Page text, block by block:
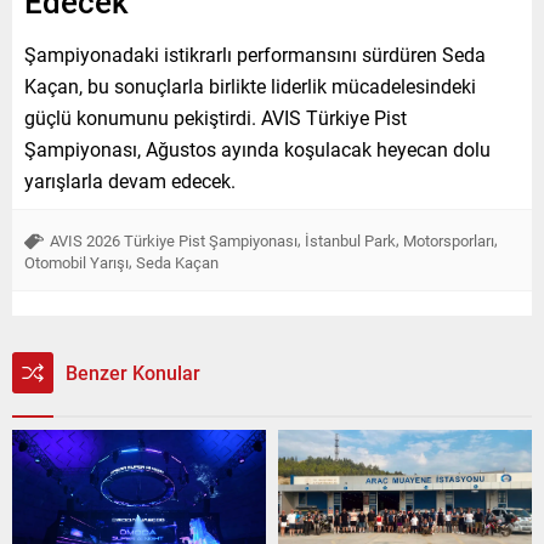
Şampiyonadaki istikrarlı performansını sürdüren Seda
Kaçan, bu sonuçlarla birlikte liderlik mücadelesindeki
güçlü konumunu pekiştirdi. AVIS Türkiye Pist
Şampiyonası, Ağustos ayında koşulacak heyecan dolu
yarışlarla devam edecek.
AVIS 2026 Türkiye Pist Şampiyonası, İstanbul Park, Motorsporları,
Otomobil Yarışı, Seda Kaçan
Benzer Konular